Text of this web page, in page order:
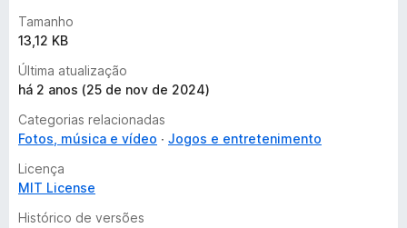
Tamanho
13,12 KB
Última atualização
há 2 anos (25 de nov de 2024)
Categorias relacionadas
Fotos, música e vídeo
Jogos e entretenimento
Licença
MIT License
Histórico de versões